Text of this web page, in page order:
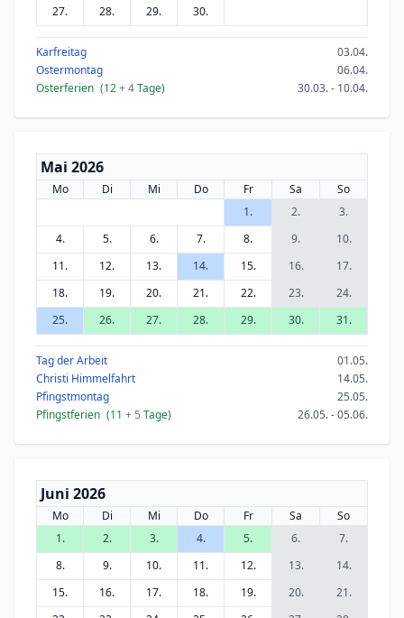
27.
28. 29. 30.
Karfreitag
03.04.
Ostermontag
06.04.
Osterferien (12+ 4Tage) 30.03. - 10.04.
Mai 2026
Mo Di Mi Do Fr Sa
So
1.
2.
3.
4.
5. 6. 7. 8. 9.
10.
11.
12. 13. 14. 15. 16.
17.
18.
19. 20. 21. 22. 23.
24.
25.
26. 27. 28. 29. 30. 31.
Tag der Arbeit
01.05.
Christi Himmelfahrt
14.05.
Pfingstmontag
25.05.
Pfingstferien (11 + 5 Tage) 26.05. - 05.06.
Juni 2026
Mo Di Mi Do Fr Sa
So
1.
2. 3. 4. 5. 6.
7.
8.
9. 10. 11. 12. 13.
14.
15.
16. 17. 18. 19. 20.
21.